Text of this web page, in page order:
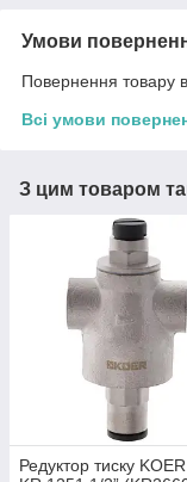
Умови
Повернення товару
Всі умови
З цим товаром
Редуктор тиску KOER